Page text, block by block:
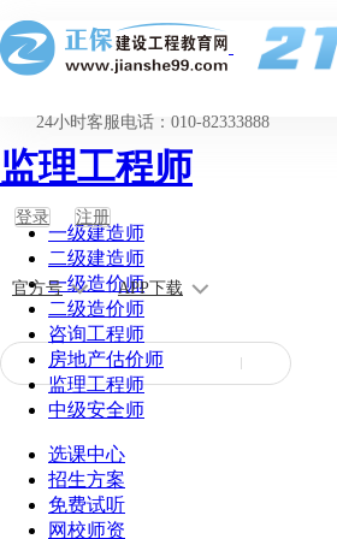
24小时客服电话：010-82333888
登录 注册
官方号 APP下载
监理工程师
一级建造师
二级建造师
一级造价师
二级造价师
咨询工程师
房地产估价师
监理工程师
中级安全师
选课中心
招生方案
免费试听
网校师资